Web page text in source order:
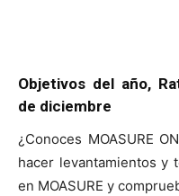
Objetivos del año,
de diciembre
¿Conoces ⁠⁠⁠⁠⁠⁠⁠⁠⁠⁠⁠⁠⁠⁠⁠⁠⁠⁠⁠⁠⁠⁠⁠⁠⁠⁠⁠⁠MOASURE
hacer levantamientos y
en ⁠⁠⁠⁠⁠⁠⁠⁠⁠⁠⁠⁠⁠⁠⁠⁠⁠⁠⁠⁠⁠⁠⁠⁠⁠⁠⁠⁠MOASURE⁠⁠⁠⁠⁠⁠⁠⁠⁠⁠⁠⁠⁠⁠⁠⁠⁠⁠⁠⁠⁠⁠⁠⁠⁠⁠⁠⁠ y